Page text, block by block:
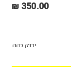
350.00 ₪
ירוק כהה